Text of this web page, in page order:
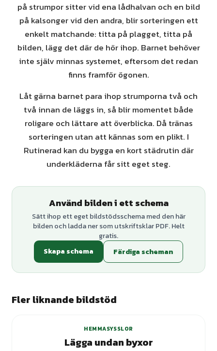
på strumpor sitter vid ena lådhalvan och en bild
på kalsonger vid den andra, blir sorteringen ett
enkelt matchande: titta på plagget, titta på
bilden, lägg det där de hör ihop. Barnet behöver
inte själv minnas systemet, eftersom det redan
finns framför ögonen.
Låt gärna barnet para ihop strumporna två och
två innan de läggs in, så blir momentet både
roligare och lättare att överblicka. Då tränas
sorteringen utan att kännas som en plikt. I
Rutinerad kan du bygga en kort städrutin där
underkläderna får sitt eget steg.
Använd bilden i ett schema
Sätt ihop ett eget bildstödsschema med den här
bilden och ladda ner som utskriftsklar PDF. Helt
gratis.
Skapa schema
Färdiga scheman
Fler liknande bildstöd
HEMMASYSSLOR
Lägga undan byxor